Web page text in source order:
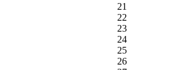
21
22
23
24
25
26